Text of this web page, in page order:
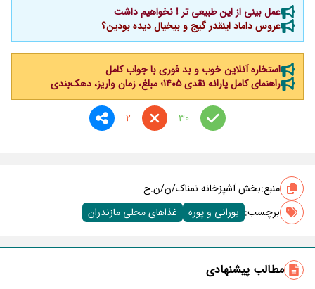
عمل بینی از این طبیعی تر ! نخواهیم داشت
عروس داماد اینقدر گیج و بیخیال دیده بودین؟
استخاره آنلاین خوب و بد فوری با جواب کامل
راهنمای کامل یارانه نقدی ۱۴۰۵؛ مبلغ، زمان واریز، دهک‌بندی
30
2
منبع:بخش آشپزخانه نمناک/ن/ن.ح
برچسب‌: بورانی و پوره غذاهای محلی مازندران
مطالب پیشنهادی